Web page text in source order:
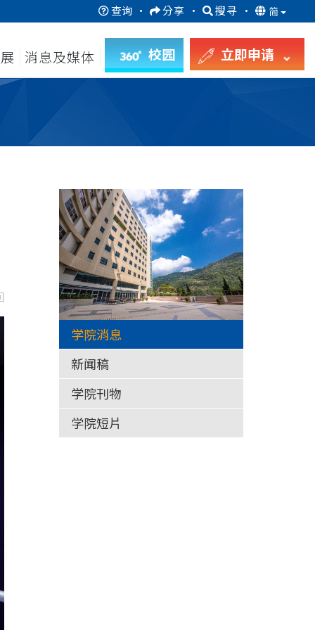
查询 · 分享 · 搜寻 · 简
消息及媒体 校园 立即申请
学院消息
新闻稿
学院刊物
学院短片